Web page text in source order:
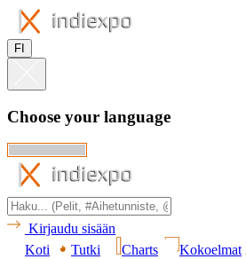
FI
Choose your language
Kirjaudu sisään
Koti
Tutki Charts Kokoelmat